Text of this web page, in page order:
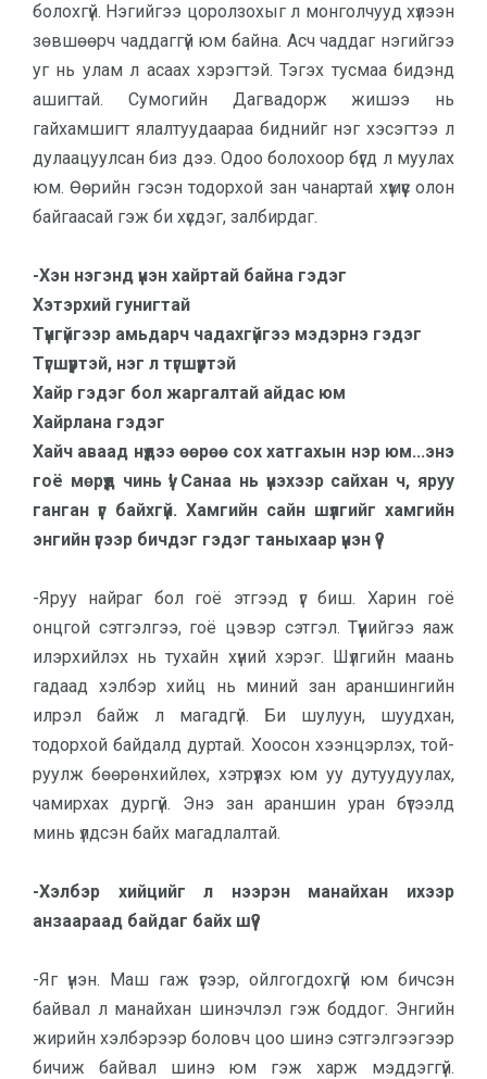
болохгүй. Нэгийгээ цоролзохыг л мон­голчууд хүлээн
зөвшөөрч чад­даггүй юм байна. Асч чаддаг нэгийгээ
уг нь улам л асаах хэрэгтэй. Тэгэх тус­маа бидэнд
ашигтай. Сумогийн Дагвадорж жишээ нь
гайхамшигт ялал­туудаараа биднийг нэг хэсэгтээ л
дулаацуулсан биз дээ. Одоо боло­хоор бүгд л муулах
юм. Өөрийн гэсэн тодорхой зан чанартай хүмүүс олон
байгаасай гэж би хүсдэг, залбирдаг.
-Хэн нэгэнд үнэн хайртай байна гэдэг
Хэтэр­хий гунигтай
Түүнгүйгээр амьдарч чадах­гүй­гээ мэдэрнэ гэдэг
Түг­шүүртэй, нэг л түгшүүртэй
Хайр гэдэг бол жаргалтай айдас юм
Хайрлана гэдэг
Хайч аваад нүдээ өөрөө сох хатгахын нэр юм...энэ
гоё мө­рүүд чинь үү! Санаа нь үнэхээр сайхан ч, яруу
ганган үг байх­гүй. Хамгийн сайн шүлгийг хам­гийн
энгийн үгээр бичдэг гэдэг таныхаар үнэн үү?
-Яруу найраг бол гоё этгээд үг биш. Харин гоё
онцгой сэтгэлгээ, гоё цэвэр сэтгэл. Түүнийгээ яаж
илэр­хий­лэх нь тухайн хүний хэрэг. Шүлгийн маань
гадаад хэлбэр хийц нь миний зан араншингийн
илрэл байж л магад­гүй. Би шулуун, шуудхан,
тодорхой бай­далд дуртай. Хоосон хээнцэрлэх, той­
руулж бөөрөнхийлөх, хэтрүүлэх юм уу дутуудуулах,
чамирхах дургүй. Энэ зан араншин уран бүтээлд
минь үлдсэн байх магадлалтай.
-Хэлбэр хийцийг л нээрэн манайхан ихээр
анзаараад байдаг байх шүү?
-Яг үнэн. Маш гаж үгээр, ойлгог­дохгүй юм бичсэн
байвал л манайхан шинэчлэл гэж боддог. Энгийн
жирийн хэл­бэрээр боловч цоо шинэ сэтгэл­гээгээр
бичиж байвал шинэ юм гэж харж мэддэггүй.